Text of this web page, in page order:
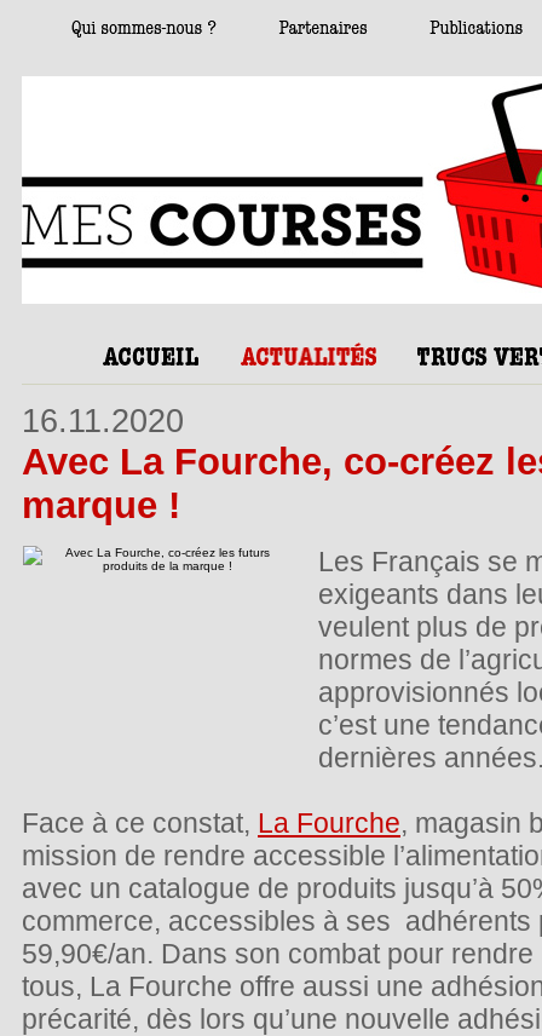
16.11.2020
Avec La Fourche, co-créez
marque !
Les Français se
exigeants dans
veulent plus de
normes de
approvisionnés
c’est une
dernières
Face à ce constat, La Fourche, magasin
mission de rendre accessible
avec un catalogue de produits jusqu’à
commerce, accessibles à ses adhérents
59,90€/an. Dans son combat pour
tous, La Fourche offre aussi une
précarité, dès lors qu’une nouvelle